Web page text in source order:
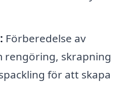
Förberedelse av
rengöring, skrapning
för att skapa